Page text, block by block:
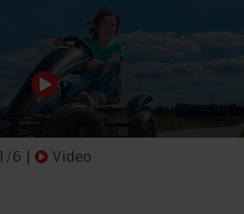
1 /6 | Video